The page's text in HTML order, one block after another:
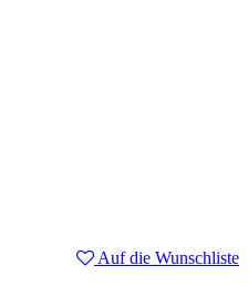
Auf die Wunschliste